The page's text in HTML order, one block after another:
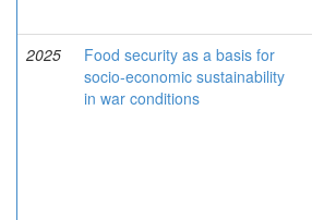
2025
Food security as a basis for
socio-economic sustainability
in war conditions